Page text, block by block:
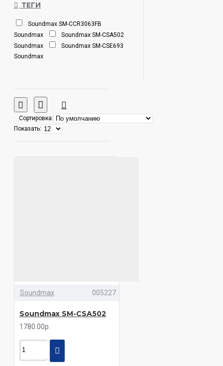
ТЕГИ
Soundmax SM-CCR3063FB
Soundmax
Soundmax SM-CSA502
Soundmax
Soundmax SM-CSE693
Soundmax
Сортировка:
Показать:
Soundmax 005227
Soundmax SM-CSA502
1780.00р.